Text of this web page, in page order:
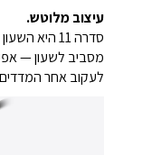
עיצוב מלוטש.
סדרה 11
מסביב לשעון —
לעקוב אחר המדדים